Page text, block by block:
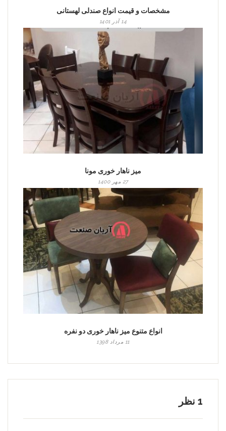
مشخصات و قیمت انواع صندلی لهستانی
14 آذر 1401
میز ناهار خوری مونا
27 مهر 1400
انواع متنوع میز ناهار خوری دو نفره
11 مرداد 1398
1 نظر